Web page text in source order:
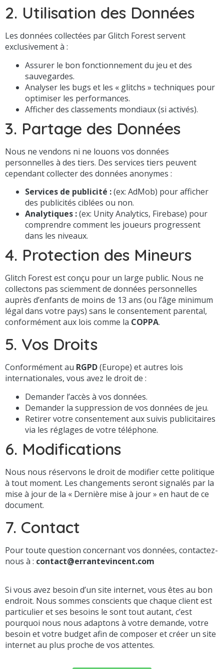
Si vous avez besoin d’un site internet, vous êtes au bon
endroit. Nous sommes conscients que chaque client est
particulier et ses besoins le sont tout autant, c’est
pourquoi nous nous adaptons à votre demande, votre
besoin et votre budget afin de composer et créer un site
internet au plus proche de vos attentes.
2. Utilisation des Données
Les données collectées par Glitch Forest servent
exclusivement à :
Assurer le bon fonctionnement du jeu et des
sauvegardes.
Analyser les bugs et les « glitchs » techniques pour
optimiser les performances.
Afficher des classements mondiaux (si activés).
3. Partage des Données
Nous ne vendons ni ne louons vos données
personnelles à des tiers. Des services tiers peuvent
cependant collecter des données anonymes :
Services de publicité :(ex: AdMob) pour afficher
des publicités ciblées ou non.
Analytiques :(ex: Unity Analytics, Firebase) pour
comprendre comment les joueurs progressent
dans les niveaux.
4. Protection des Mineurs
Glitch Forest est conçu pour un large public. Nous ne
collectons pas sciemment de données personnelles
auprès d’enfants de moins de 13 ans (ou l’âge minimum
légal dans votre pays) sans le consentement parental,
conformément aux lois comme la COPPA.
5. Vos Droits
Conformément au RGPD(Europe) et autres lois
internationales, vous avez le droit de :
Demander l’accès à vos données.
Demander la suppression de vos données de jeu.
Retirer votre consentement aux suivis publicitaires
via les réglages de votre téléphone.
6. Modifications
Nous nous réservons le droit de modifier cette politique
à tout moment. Les changements seront signalés par la
mise à jour de la « Dernière mise à jour » en haut de ce
document.
7. Contact
Pour toute question concernant vos données, contactez-
nous à : contact@errantevincent.com